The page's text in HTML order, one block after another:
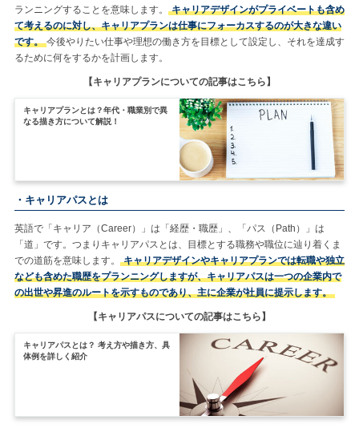
ランニングすることを意味します。
キャリアデザインがプライベートも含め
て考えるのに対し、キャリアプランは仕事にフォーカスするのが大きな違い
です。 今後やりたい仕事や理想の働き方を目標として設定し、それを達成す
るために何をするかを計画します。
【キャリアプランについての記事はこちら】
キャリアプランとは？年代・職業別で異
なる描き方について解説！
・キャリアパスとは
英語で「キャリア（Career）」は「経歴・職歴」、「パス（Path）」は
「道」です。つまりキャリアパスとは、目標とする職務や職位に辿り着くま
での道筋を意味します。
キャリアデザインやキャリアプランでは転職や独立
なども含めた職歴をプランニングしますが、キャリアパスは一つの企業内で
の出世や昇進のルートを示すものであり、主に企業が社員に提示します。
【キャリアパスについての記事はこちら】
キャリアパスとは？ 考え方や描き方、具
体例を詳しく紹介